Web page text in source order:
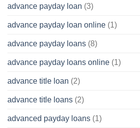
advance payday loan (3)
advance payday loan online (1)
advance payday loans (8)
advance payday loans online (1)
advance title loan (2)
advance title loans (2)
advanced payday loans (1)